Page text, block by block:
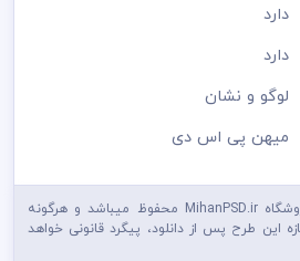
دارد
دارد
لوگو و نشان
میهن پی اس دی
تمام حقوق این طرح برای فروشگاه MihanPSD.ir محفوظ میباشد و هرگونه
این طرح پس از دانلود، پیگرد قانونی خواهد